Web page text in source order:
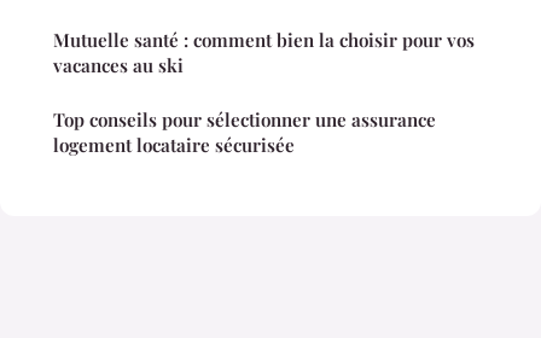
Mutuelle santé : comment bien la choisir pour vos
vacances au ski
Top conseils pour sélectionner une assurance
logement locataire sécurisée